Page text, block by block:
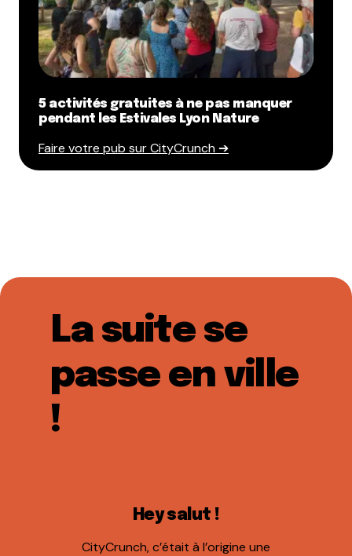
5 activités gratuites à ne pas manquer
pendant les Estivales Lyon Nature
Faire votre pub sur CityCrunch ➔
La suite se
passe en ville
!
Hey salut !
CityCrunch, c’était à l’origine une